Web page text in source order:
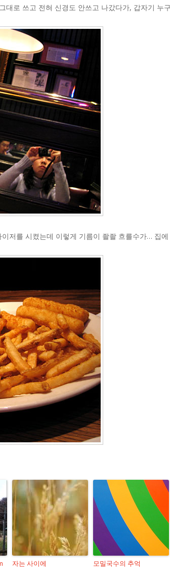
대로 쓰고 전혀 신경도 안쓰고 나갔다가, 갑자기 누
저를 시켰는데 이렇게 기름이 좔좔 흐를수가… 집
자는 사이에 모밀국수의 추억